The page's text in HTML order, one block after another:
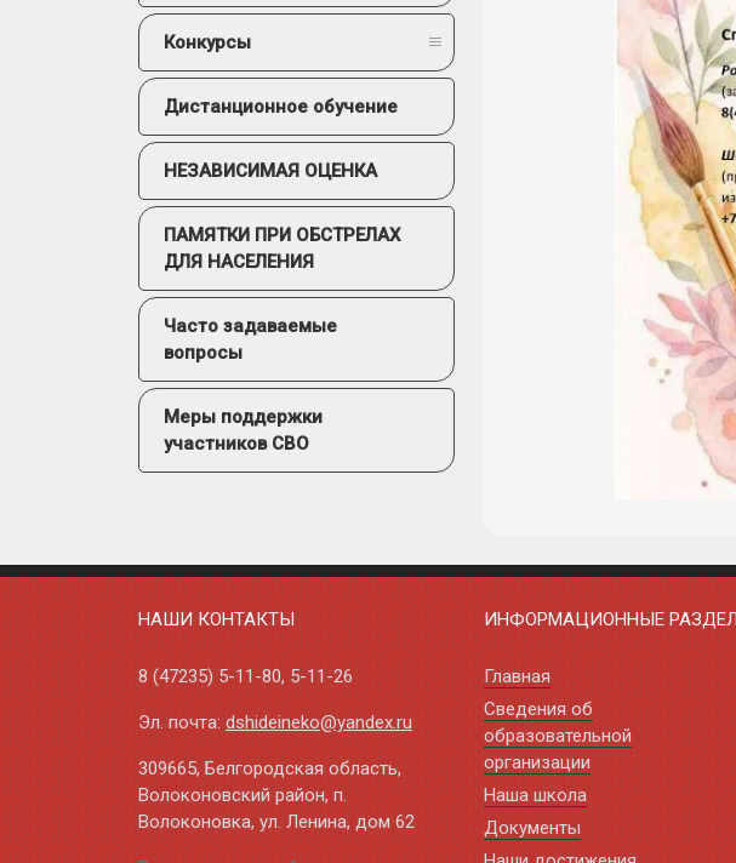
Конкурсы
Дистанционное обучение
НЕЗАВИСИМАЯ ОЦЕНКА
ПАМЯТКИ ПРИ ОБСТРЕЛАХ
ДЛЯ НАСЕЛЕНИЯ
Часто задаваемые
вопросы
Меры поддержки
участников СВО
НАШИ КОНТАКТЫ
8 (47235)5-11-80,5-11-26
Эл. почта:dshideineko@yandex.ru
309665, Белгородская область,
Волоконовский район, п.
Волоконовка, ул. Ленина, дом 62
ИНФОРМАЦИОННЫЕ
Главная
Сведения об
образовательной
организации
Наша школа
Документы